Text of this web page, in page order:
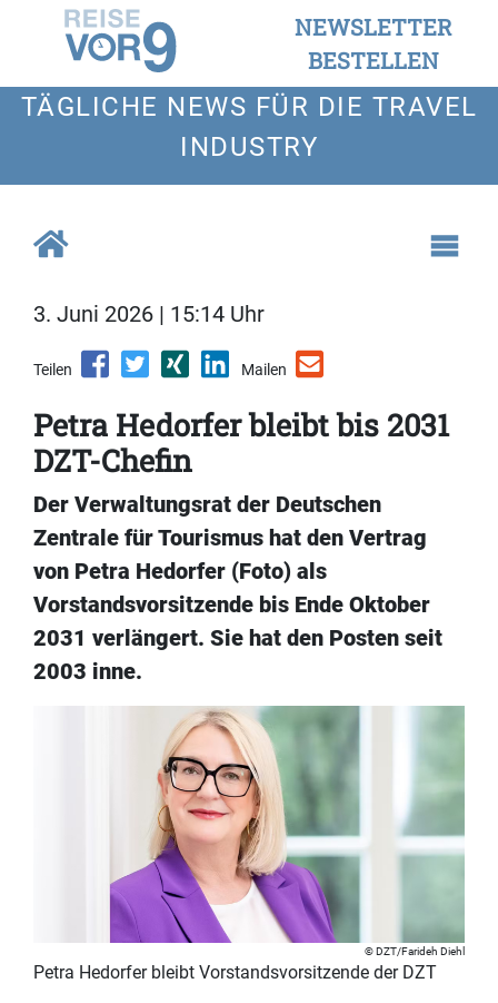
NEWSLETTER
BESTELLEN
TÄGLICHE NEWS FÜR DIE TRAVEL
INDUSTRY
3. Juni 2026 | 15:14 Uhr
Teilen Mailen
Petra Hedorfer bleibt bis 2031
DZT-Chefin
Der Verwaltungsrat der Deutschen
Zentrale für Tourismus hat den Vertrag
von Petra Hedorfer (Foto) als
Vorstandsvorsitzende bis Ende Oktober
2031 verlängert. Sie hat den Posten seit
2003 inne.
DZT/Farideh Diehl
Petra Hedorfer bleibt Vorstandsvorsitzende der DZT